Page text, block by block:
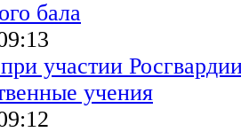
бала
участии
учения